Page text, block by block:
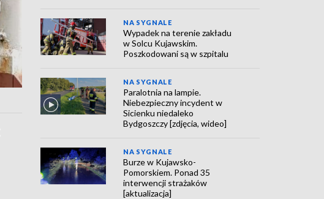
NA SYGNALE
Wypadek na terenie zakładu
w Solcu Kujawskim.
Poszkodowani są w szpitalu
NA SYGNALE
Paralotnia na lampie.
Niebezpieczny incydent w
Sicienku niedaleko
Bydgoszczy [zdjęcia, wideo]
NA SYGNALE
Burze w Kujawsko-
Pomorskiem. Ponad 35
interwencji strażaków
[aktualizacja]